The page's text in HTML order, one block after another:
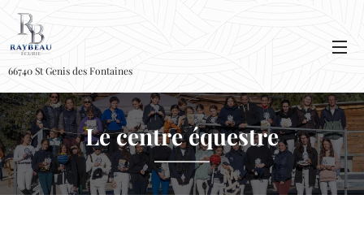
66740 St Genis des Fontaines
Le centre équestre